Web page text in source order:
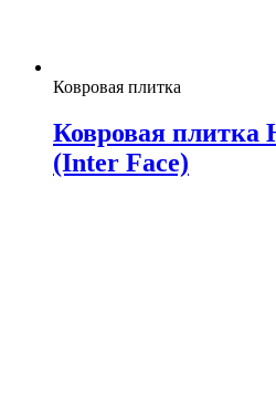
Ковровая плитка
Ковровая плитка
(Inter Face)